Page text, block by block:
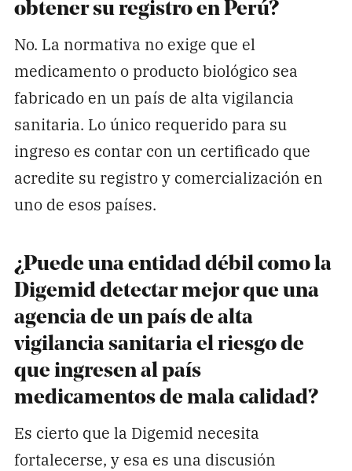
obtener su registro en Perú?
No. La normativa no exige que el
medicamento o producto biológico sea
fabricado en un país de alta vigilancia
sanitaria. Lo único requerido para su
ingreso es contar con un certificado que
acredite su registro y comercialización en
uno de esos países.
¿Puede una entidad débil como la
Digemid detectar mejor que una
agencia de un país de alta
vigilancia sanitaria el riesgo de
que ingresen al país
medicamentos de mala calidad?
Es cierto que la Digemid necesita
fortalecerse, y esa es una discusión